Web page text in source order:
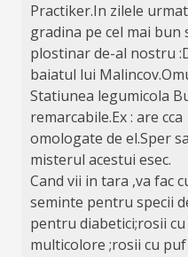
Practiker.In zilele
gradina pe cel mai bun
plostinar de-al nostru
baiatul lui
Statiunea legumicola
remarcabile.Ex : are
omologate de el.Sper
misterul acestui esec.
Cand vii in tara ,va fac
seminte pentru specii
pentru diabetici;rosii
multicolore ;rosii cu puf